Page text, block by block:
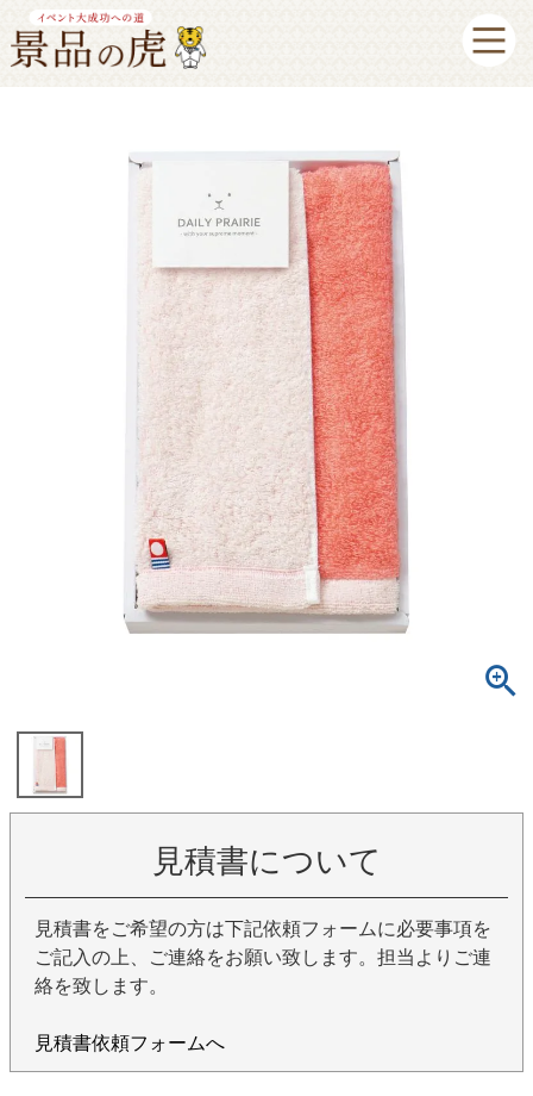
見積書について
見積書をご希望の方は下記依頼フォームに必要事項を
ご記入の上、ご連絡をお願い致します。担当よりご連
絡を致します。
見積書依頼フォームへ